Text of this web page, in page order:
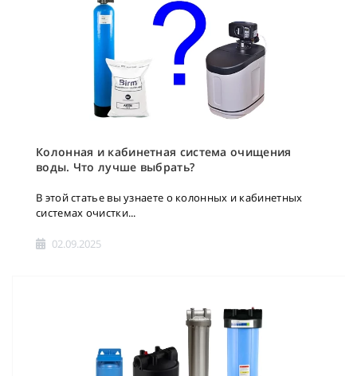
Колонная и кабинетная система очищения
воды. Что лучше выбрать?
В этой статье вы узнаете о колонных и кабинетных
системах очистки...
02.09.2025